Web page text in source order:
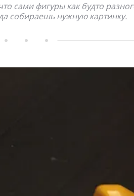
сами фигуры как будто
собираешь нужную картинку.